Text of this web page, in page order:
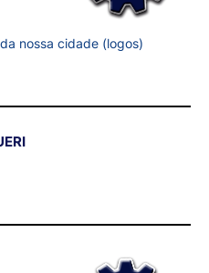
nossa cidade (logos)